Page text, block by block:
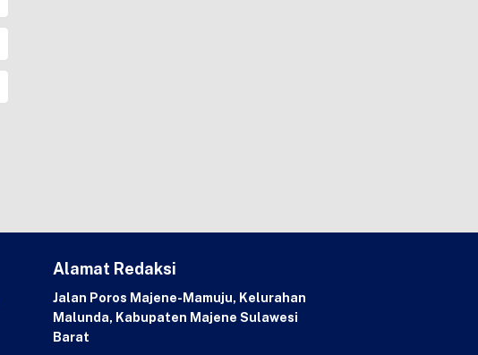
Alamat Redaksi
Jalan Poros Majene-Mamuju, Kelurahan
Malunda, Kabupaten Majene Sulawesi
Barat